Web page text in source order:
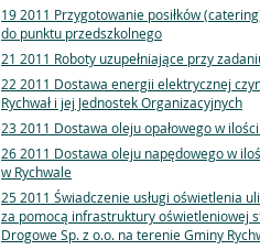
19 2011 Przygotowanie posiłków
do punktu przedszkolnego
21 2011 Roboty uzupełniające przy
22 2011 Dostawa energii elektrycznej
Rychwał i jej Jednostek Organizacyjnych
23 2011 Dostawa oleju opałowego w
26 2011 Dostawa oleju napędowego w
w Rychwale
25 2011 Świadczenie usługi oświetlenia
za pomocą infrastruktury oświetleniowej
Drogowe Sp. z o.o. na terenie Gminy